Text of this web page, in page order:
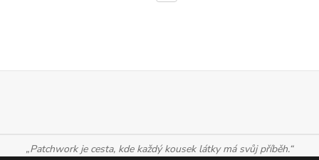
„Patchwork je cesta, kde každý kousek látky má svůj příběh.“